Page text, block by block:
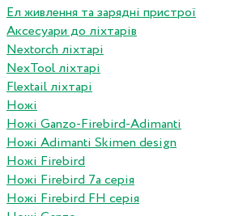
Ел живлення та зарядні пристрої
Аксесуари до ліхтарів
Nextorch ліхтарі
NexTool ліхтарі
Flextail ліхтарі
Ножі
Ножі Ganzo-Firebird-Adimanti
Ножі Adimanti Skimen design
Ножі Firebird
Ножі Firebird 7а серія
Ножі Firebird FH серія